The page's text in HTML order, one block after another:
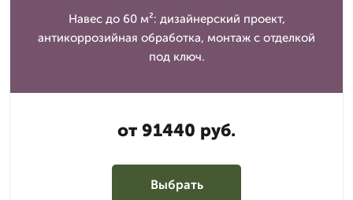
Навес до 60 м²: дизайнерский проект,
антикоррозийная обработка, монтаж с отделкой
под ключ.
от 91440 руб.
Выбрать